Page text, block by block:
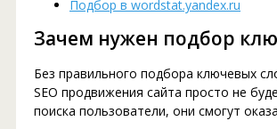
Подбор в wordstat.yandex.ru
Зачем нужен подбор
Без правильного подбора ключевых
SEO продвижения сайта просто не
поиска пользователи, они смогут